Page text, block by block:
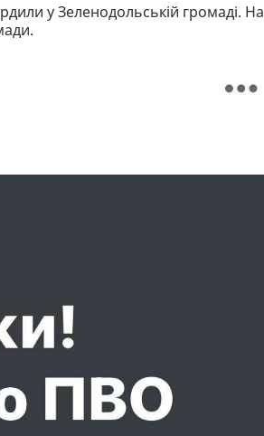
у Зеленодольській громаді. На